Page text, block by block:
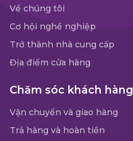
Về chúng tôi
Cơ hội nghề nghiệp
Trở thành nhà cung cấp
Địa điểm cửa hàng
Chăm sóc khách hàng
Vận chuyển và giao hàng
Trả hàng và hoàn tiền